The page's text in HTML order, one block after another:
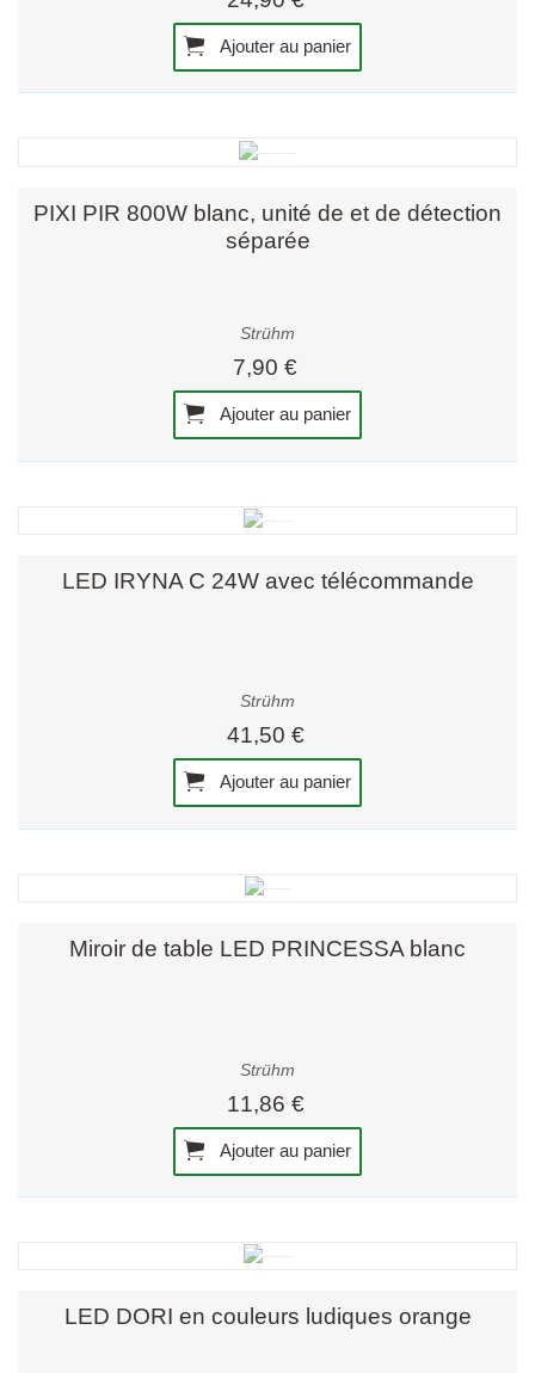
Ajouter au panier
PIXI PIR 800W blanc, unité de et de détection
séparée
Strühm
7,90 €
Ajouter au panier
LED IRYNA C 24W avec télécommande
Strühm
41,50 €
Ajouter au panier
Miroir de table LED PRINCESSA blanc
Strühm
11,86 €
Ajouter au panier
LED DORI en couleurs ludiques orange